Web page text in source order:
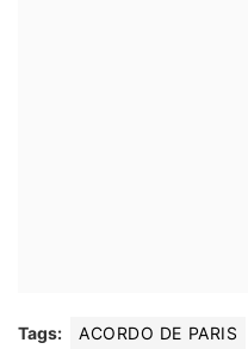
Tags: ACORDO DE PARIS